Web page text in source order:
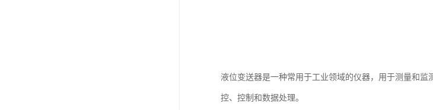
液位变送器是一种常用于工业领域的仪器，用于测量和
控、控制和数据处理。